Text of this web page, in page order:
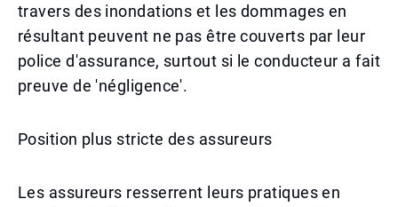
travers des inondations et les dommages en
résultant peuvent ne pas être couverts par leur
police d'assurance, surtout si le conducteur a fait
preuve de 'négligence'.
Position plus stricte des assureurs
Les assureurs resserrent leurs pratiques en